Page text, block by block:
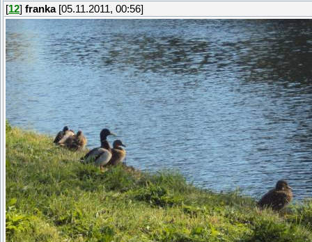
[12] franka[05.11.2011, 00:56]